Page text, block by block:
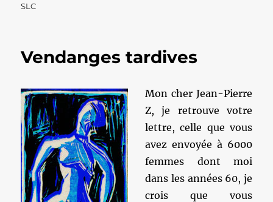
SLC
Vendanges tardives
Mon cher Jean-Pierre
Z, je retrouve votre
lettre, celle que vous
avez envoyée à 6000
femmes dont moi
dans les années 60, je
crois que vous